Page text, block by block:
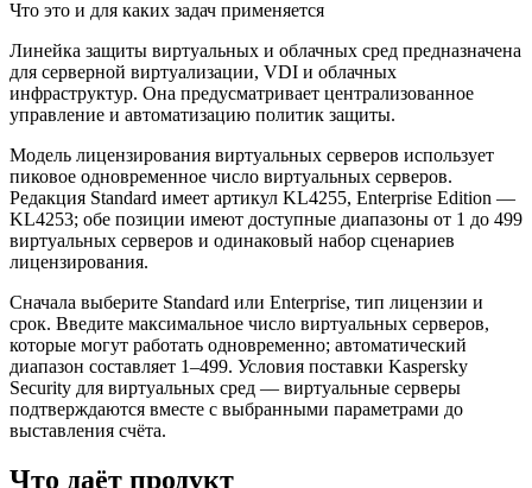
Что это и для каких задач применяется
Линейка защиты виртуальных и облачных сред предназначена
для серверной виртуализации, VDI и облачных
инфраструктур. Она предусматривает централизованное
управление и автоматизацию политик защиты.
Модель лицензирования виртуальных серверов использует
пиковое одновременное число виртуальных серверов.
Редакция Standard имеет артикул KL4255, Enterprise Edition —
KL4253; обе позиции имеют доступные диапазоны от 1 до 499
виртуальных серверов и одинаковый набор сценариев
лицензирования.
Сначала выберите Standard или Enterprise, тип лицензии и
срок. Введите максимальное число виртуальных серверов,
которые могут работать одновременно; автоматический
диапазон составляет 1–499. Условия поставки Kaspersky
Security для виртуальных сред — виртуальные серверы
подтверждаются вместе с выбранными параметрами до
выставления счёта.
Что даёт продукт